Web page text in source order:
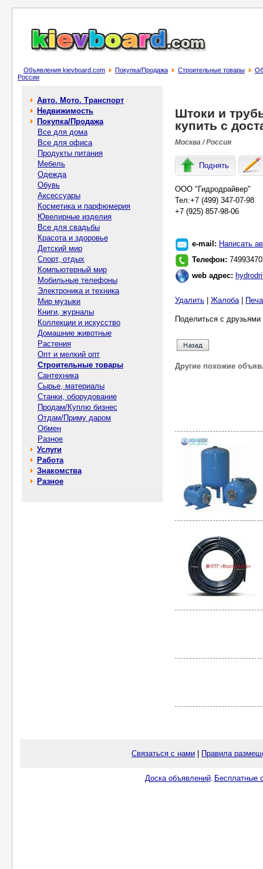
Объявления kievboard.com Покупка/Продажа Строительные товары
России
Авто. Мото. Транспорт
Недвижимость
Покупка/Продажа
Все для дома
Все для офиса
Продукты питания
Мебель
Одежда
Обувь
Аксессуары
Косметика и парфюмерия
Ювелирные изделия
Все для свадьбы
Красота и здоровье
Детский мир
Спорт, отдых
Компьютерный мир
Мобильные телефоны
Электроника и техника
Мир музыки
Книги, журналы
Коллекции и искусство
Домашние животные
Растения
Опт и мелкий опт
Строительные товары
Сантехника
Сырье, материалы
Станки, оборудование
Продам/Куплю бизнес
Отдам/Приму даром
Обмен
Разное
Услуги
Работа
Знакомства
Разное
Штоки и
купить с
Москва / Россия
Поднять
ООО "Гидродрайвер"
Тел:+7 (499) 347-07-98
+7 (925) 857-98-06
e-mail: Написать
Телефон:
web адрес:
Удалить Жалоба|
Поделиться с
Другие похожие
Связаться с нами Правила
Доска объявлений. Бесплатные